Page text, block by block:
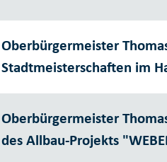
Oberbürgermeister
Stadtmeisterschaften im
Oberbürgermeister
des Allbau-Projekts